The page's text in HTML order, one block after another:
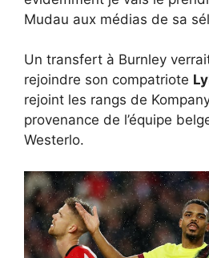
Mudau aux médias de sa
Un transfert à Burnley
rejoindre son compatriote
rejoint les rangs de
provenance de l’équipe
Westerlo.